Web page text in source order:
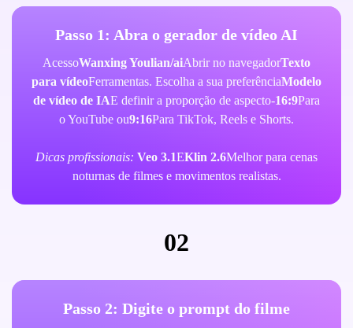
Passo 1: Abra o gerador de vídeo AI
AcessoWanxing Youlian/aiAbrir no navegadorTexto
para vídeoFerramentas. Escolha a sua preferênciaModelo
de vídeo de IAE definir a proporção de aspecto-16:9Para
o YouTube ou9:16Para TikTok, Reels e Shorts.
Dicas profissionais: Veo 3.1EKlin 2.6Melhor para cenas
noturnas de filmes e movimentos realistas.
02
Passo 2: Digite o prompt do filme